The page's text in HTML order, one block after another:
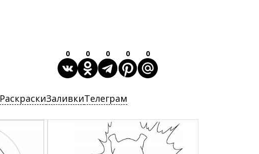
0 0 0 0 0
РаскраскиЗаливкиТелеграм